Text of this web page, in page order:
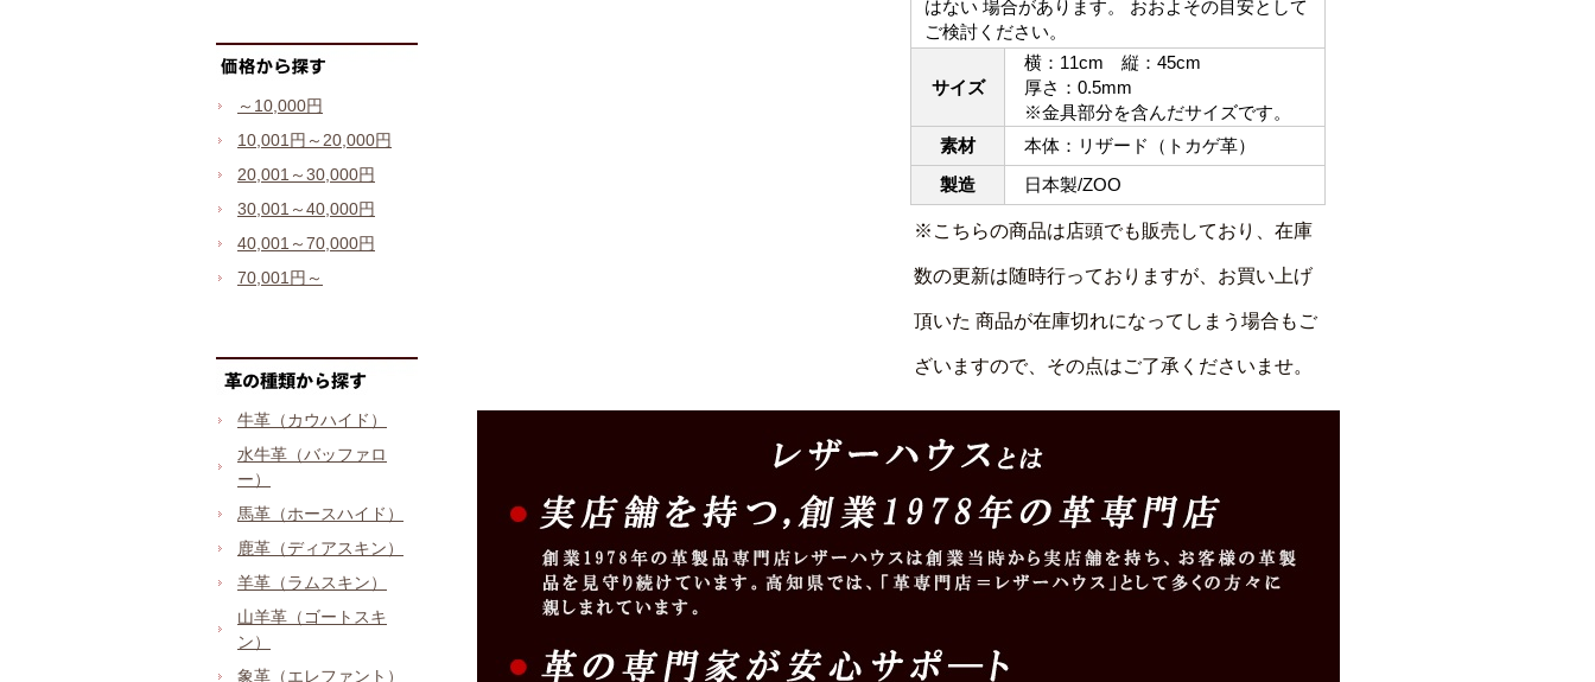
～10,000円
10,001円～20,000円
20,001～30,000円
30,001～40,000円
40,001～70,000円
70,001円～
牛革（カウハイド）
水牛革（バッファロ
ー）
馬革（ホースハイド）
鹿革（ディアスキン）
羊革（ラムスキン）
山羊革（ゴートスキ
ン）
象革（エレファント）
はない 場合があります。 おおよその目安として
ご検討ください。
サイズ
横：11cm 縦：45cm
厚さ：0.5mm
※金具部分を含んだサイズです。
素材
本体：リザード（トカゲ革）
製造
日本製/ZOO
※こちらの商品は店頭でも販売しており、在庫
数の更新は随時行っておりますが、お買い上げ
頂いた 商品が在庫切れになってしまう場合もご
ざいますので、その点はご了承くださいませ。